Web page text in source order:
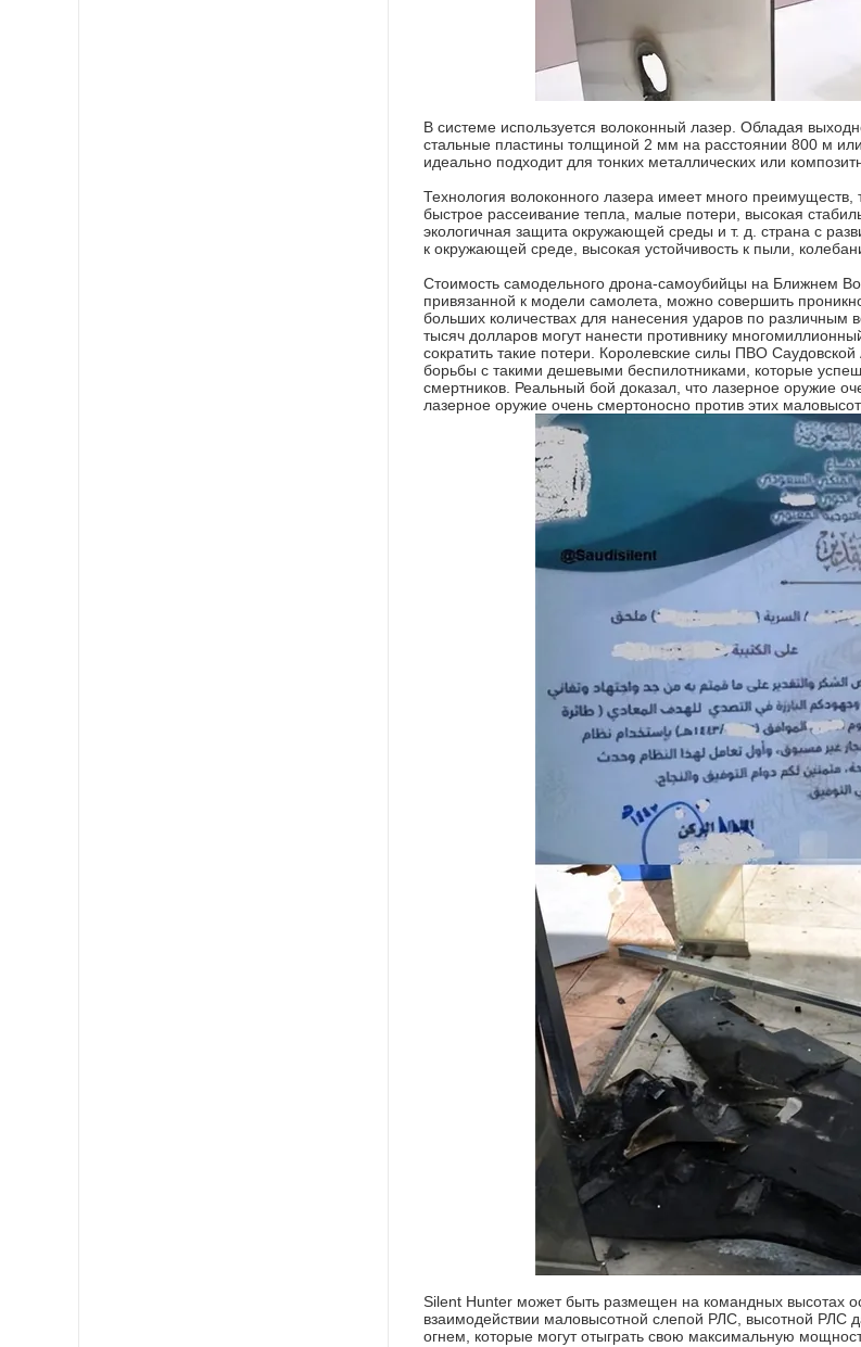
В системе используется волоконный лазер. Обладая
стальные пластины толщиной 2 мм на расстоянии 800 м
идеально подходит для тонких металлических или
Технология волоконного лазера имеет много преимуществ,
быстрое рассеивание тепла, малые потери, высокая
экологичная защита окружающей среды и т. д. страна с
к окружающей среде, высокая устойчивость к пыли,
Стоимость самодельного дрона-самоубийцы на Ближнем
привязанной к модели самолета, можно совершить
больших количествах для нанесения ударов по
тысяч долларов могут нанести противнику
сократить такие потери. Королевские силы ПВО
борьбы с такими дешевыми беспилотниками, которые
смертников. Реальный бой доказал, что лазерное оружие
лазерное оружие очень смертоносно против этих
Silent Hunter может быть размещен на командных высотах
взаимодействии маловысотной слепой РЛС, высотной РЛС
огнем, которые могут отыграть свою максимальную